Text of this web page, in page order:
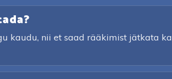
kaudu, nii et saad rääkimist jätkata ka